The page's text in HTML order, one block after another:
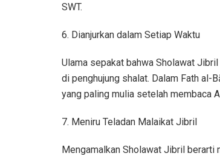
SWT.
6. Dianjurkan dalam Setiap Waktu
Ulama sepakat bahwa Sholawat
di penghujung shalat. Dalam Fath al-
yang paling mulia setelah membaca
7. Meniru Teladan Malaikat Jibril
Mengamalkan Sholawat Jibril berarti